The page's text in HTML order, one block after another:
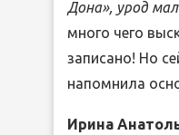
Дона», урод
много чего
записано! Но
напомнила
Ирина